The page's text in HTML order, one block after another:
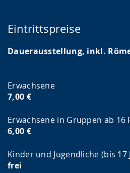
Eintrittspreise
Dauerausstellung, inkl.
Erwachsene
7,00 €
Erwachsene in Gruppen ab 16
6,00 €
Kinder und Jugendliche (bis 17
frei